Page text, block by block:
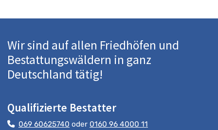
Wir sind auf allen Friedhöfen und
Bestattungswäldern in ganz
Deutschland tätig!
Qualifizierte Bestatter
069 60625740 oder 0160 96 4000 11